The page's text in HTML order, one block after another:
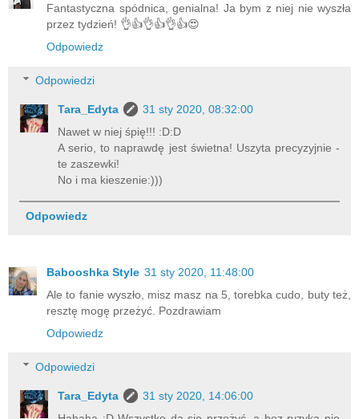
Fantastyczna spódnica, genialna! Ja bym z niej nie wyszła
przez tydzień! 👌👍👌👍👌👍😍
Odpowiedz
Odpowiedzi
Tara_Edyta
31 sty 2020, 08:32:00
Nawet w niej śpię!!! :D:D
A serio, to naprawdę jest świetna! Uszyta precyzyjnie -
te zaszewki!
No i ma kieszenie:)))
Odpowiedz
Babooshka Style 31 sty 2020, 11:48:00
Ale to fanie wyszło, misz masz na 5, torebka cudo, buty też,
resztę mogę przeżyć. Pozdrawiam
Odpowiedz
Odpowiedzi
Tara_Edyta
31 sty 2020, 14:06:00